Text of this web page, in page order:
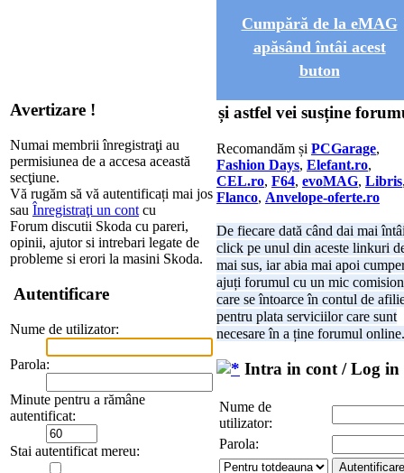
Avertizare !
Numai membrii înregistraţi au
permisiunea de a accesa această
secţiune.
Vă rugăm să vă autentificați mai jos
sau Înregistraţi un cont cu
Forum discutii Skoda cu pareri,
opinii, ajutor si intrebari legate de
probleme si erori la masini Skoda.
Autentificare
Nume de utilizator:
Parola:
Minute pentru a rămâne
autentificat:
Stai autentificat mereu:
Cumpără de la eMAG
apăsând întâi acest
buton
și astfel vei susține
Recomandăm și PCGarage,
Fashion Days, Elefant.ro,
CEL.ro, F64, evoMAG, Libris
Flanco, Anvelope-oferte.ro
De fiecare dată când dai mai
click pe unul din aceste linkuri
mai sus, iar abia mai apoi
ajuți forumul cu un mic comision
care se întoarce în contul de
pentru plata serviciilor care sunt
necesare în a ține forumul online.
Intra in cont / Log in
Nume de
utilizator:
Parola: